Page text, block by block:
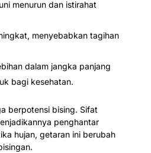
menurun dan istirahat
menyebabkan tagihan
dalam jangka panjang
bagi kesehatan.
berpotensi bising. Sifat
penghantar
hujan, getaran ini berubah